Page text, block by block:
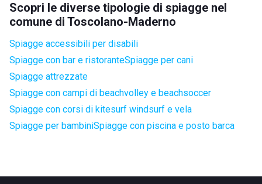
Scopri le diverse tipologie di spiagge nel
comune di Toscolano-Maderno
Spiagge accessibili per disabili
Spiagge con bar e ristoranteSpiagge per cani
Spiagge attrezzate
Spiagge con campi di beachvolley e beachsoccer
Spiagge con corsi di kitesurf windsurf e vela
Spiagge per bambiniSpiagge con piscina e posto barca